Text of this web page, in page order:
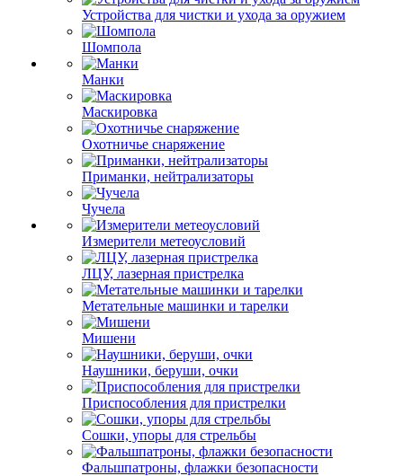
Устройства для чистки и ухода за оружием
Шомпола
Манки
Маскировка
Охотничье снаряжение
Приманки, нейтрализаторы
Чучела
Измерители метеоусловий
ЛЦУ, лазерная пристрелка
Метательные машинки и тарелки
Мишени
Наушники, беруши, очки
Приспособления для пристрелки
Сошки, упоры для стрельбы
Фальшпатроны, флажки безопасности